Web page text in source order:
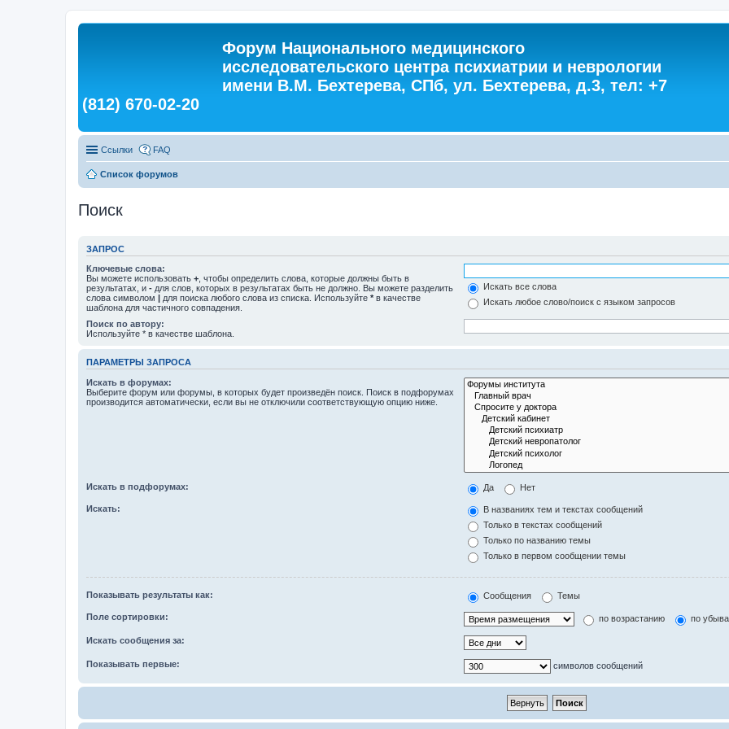
Форум Национального медицинского
исследовательского центра психиатрии и неврологии
имени В.М. Бехтерева, СПб, ул. Бехтерева, д.3, тел: +7
(812) 670-02-20
Ссылки FAQ
Список форумов
Поиск
ЗАПРОС
Ключевые слова:
Вы можете использовать + , чтобы определить слова, которые должны быть в
результатах, и - для слов, которых в результатах быть не должно. Вы можете разделить
слова символом | для поиска любого слова из списка. Используйте * в качестве
шаблона для частичного совпадения.
Искать все слова
Искать любое слово/поиск с языком запросов
Поиск по автору:
Используйте * в качестве шаблона.
ПАРАМЕТРЫ ЗАПРОСА
Искать в форумах:
Выберите форум или форумы, в которых будет произведён поиск. Поиск в подфорумах
производится автоматически, если вы не отключили соответствующую опцию ниже.
Искать в подфорумах: Да Нет
Искать:
В названиях тем и текстах сообщений
Только в текстах сообщений
Только по названию темы
Только в первом сообщении темы
Показывать результаты как: Сообщения Темы
Поле сортировки: по возрастанию по
Искать сообщения за:
Показывать первые: символов сообщений